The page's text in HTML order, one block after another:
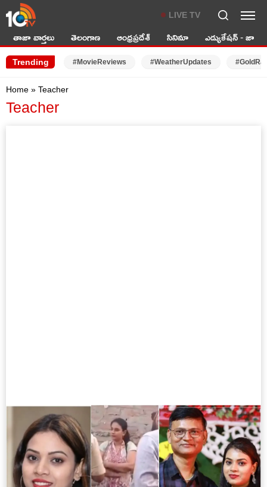
LIVE TV
తాజా వార్తలు తెలంగాణ ఆంధ్రప్రదేశ్ సినిమా ఎడ్యుకేషన్ - జాబ్స్
Trending #MovieReviews #WeatherUpdates
Home » Teacher
Teacher